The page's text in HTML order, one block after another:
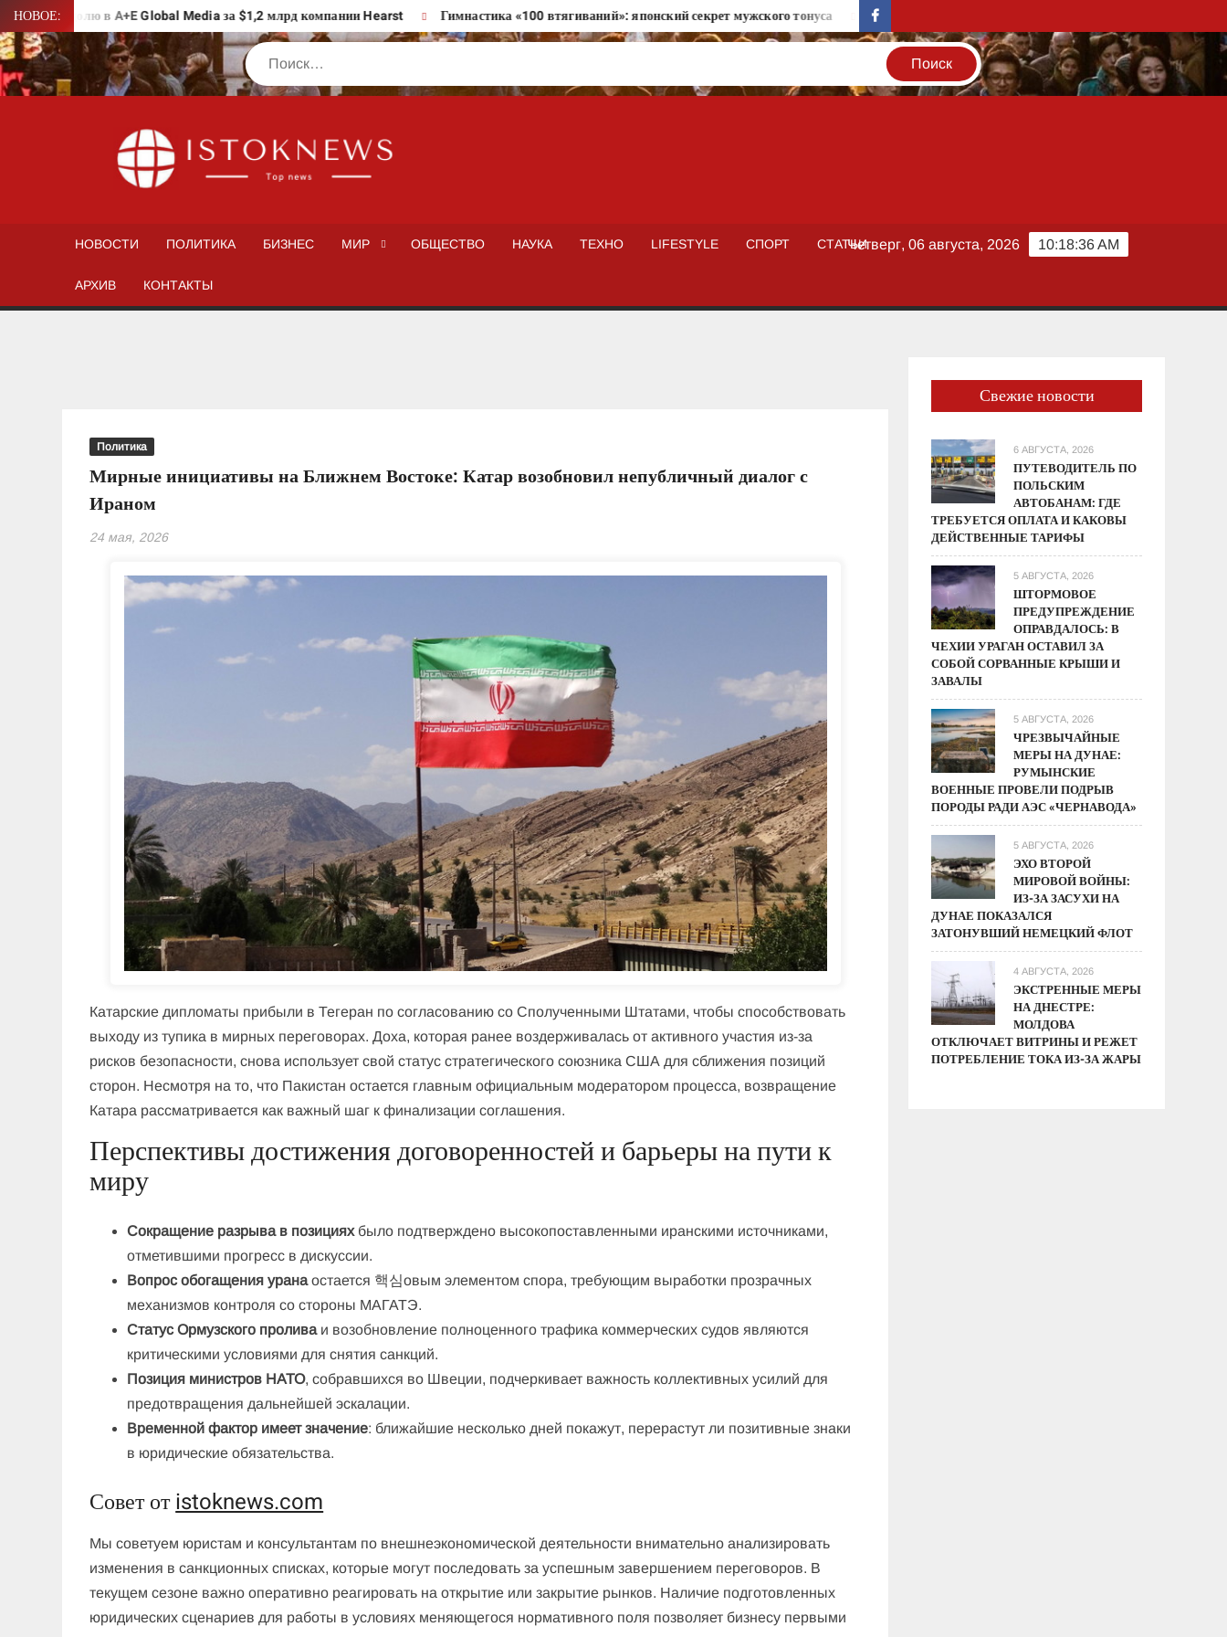
Перейти
к
содержимому
НОВОЕ:долю в A+E Global Media за $1,2 млрд компании Hearst Гимнастика «100 втягиваний»: японский секрет мужского тонуса Тренды мировой коммерции: Chanel нарастил продажи на 16%
facebook
Поиск
НОВОСТИ ПОЛИТИКА БИЗНЕС МИР ОБЩЕСТВО НАУКА ТЕХНО LIFESTYLE СПОРТ СТАТЬИ
АРХИВ КОНТАКТЫ
10:18:37 AM
Четверг, 06 августа, 2026
Политика
Мирные инициативы на Ближнем Востоке: Катар возобновил непубличный диалог с
Ираном
24 мая, 2026
Катарские дипломаты прибыли в Тегеран по согласованию со Сполученными Штатами, чтобы способствовать
выходу из тупика в мирных переговорах. Доха, которая ранее воздерживалась от активного участия из-за
рисков безопасности, снова использует свой статус стратегического союзника США для сближения позиций
сторон. Несмотря на то, что Пакистан остается главным официальным модератором процесса, возвращение
Катара рассматривается как важный шаг к финализации соглашения.
Перспективы достижения договоренностей и барьеры на пути к
миру
Сокращение разрыва в позицияхбыло подтверждено высокопоставленными иранскими источниками,
отметившими прогресс в дискуссии.
Вопрос обогащения уранаостается 핵심овым элементом спора, требующим выработки прозрачных
механизмов контроля со стороны МАГАТЭ.
Статус Ормузского проливаи возобновление полноценного трафика коммерческих судов являются
критическими условиями для снятия санкций.
Позиция министров НАТО, собравшихся во Швеции, подчеркивает важность коллективных усилий для
предотвращения дальнейшей эскалации.
Временной фактор имеет значение: ближайшие несколько дней покажут, перерастут ли позитивные знаки
в юридические обязательства.
Совет отistoknews.com
Мы советуем юристам и консультантам по внешнеэкономической деятельности внимательно анализировать
изменения в санкционных списках, которые могут последовать за успешным завершением переговоров. В
текущем сезоне важно оперативно реагировать на открытие или закрытие рынков. Наличие подготовленных
юридических сценариев для работы в условиях меняющегося нормативного поля позволяет бизнесу первыми
Свежие новости
6 АВГУСТА, 2026
ПУТЕВОДИТЕЛЬ ПО
ПОЛЬСКИМ
АВТОБАНАМ: ГДЕ
ТРЕБУЕТСЯ ОПЛАТА И КАКОВЫ
ДЕЙСТВЕННЫЕ ТАРИФЫ
5 АВГУСТА, 2026
ШТОРМОВОЕ
ПРЕДУПРЕЖДЕНИЕ
ОПРАВДАЛОСЬ: В
ЧЕХИИ УРАГАН ОСТАВИЛ ЗА
СОБОЙ СОРВАННЫЕ КРЫШИ И
ЗАВАЛЫ
5 АВГУСТА, 2026
ЧРЕЗВЫЧАЙНЫЕ
МЕРЫ НА ДУНАЕ:
РУМЫНСКИЕ
ВОЕННЫЕ ПРОВЕЛИ ПОДРЫВ
ПОРОДЫ РАДИ АЭС «ЧЕРНАВОДА»
5 АВГУСТА, 2026
ЭХО ВТОРОЙ
МИРОВОЙ ВОЙНЫ:
ИЗ-ЗА ЗАСУХИ НА
ДУНАЕ ПОКАЗАЛСЯ
ЗАТОНУВШИЙ НЕМЕЦКИЙ ФЛОТ
4 АВГУСТА, 2026
ЭКСТРЕННЫЕ МЕРЫ
НА ДНЕСТРЕ:
МОЛДОВА
ОТКЛЮЧАЕТ ВИТРИНЫ И РЕЖЕТ
ПОТРЕБЛЕНИЕ ТОКА ИЗ-ЗА ЖАРЫ